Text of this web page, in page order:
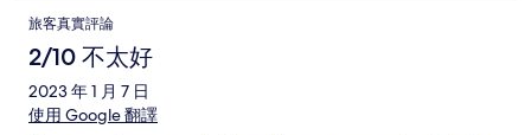
旅客真實評論
2/10 不太好
2023 年 1 月 7 日
使用 Google 翻譯